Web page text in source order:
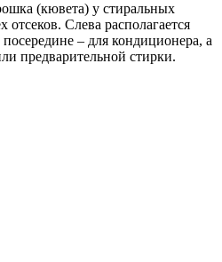
(кювета) у стиральных
Слева располагается
– для кондиционера, а
предварительной стирки.